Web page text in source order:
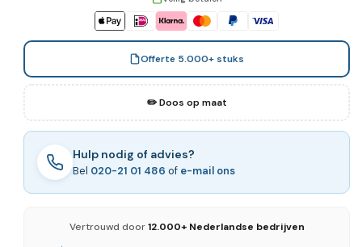
Offerte 5.000+ stuks
✏️ Doos op maat
Hulp nodig of advies?
Bel 020-21 01 486 of e-mail ons
Vertrouwd door12.000+ Nederlandse bedrijven